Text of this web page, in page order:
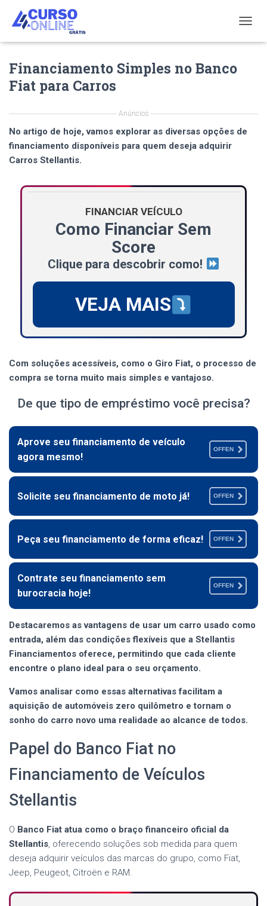
O
I
O
Financiamento Simples no Banco
Fiat para Carros
Anúncios
No artigo de hoje, vamos explorar as diversas opções de
financiamento disponíveis para quem deseja adquirir
Carros Stellantis.
FINANCIAR VEÍCULO
Como Financiar Sem
Score
Clique para descobrir como!
VEJA MAIS
Com soluções acessíveis, como o Giro Fiat, o processo de
compra se torna muito mais simples e vantajoso.
De que tipo de empréstimo você precisa?
Aprove seu financiamento de veículo
agora mesmo!
OFFEN
Solicite seu financiamento de moto já! OFFEN
Peça seu financiamento de forma eficaz! OFFEN
Contrate seu financiamento sem
burocracia hoje!
OFFEN
Destacaremos as vantagens de usar um carro usado como
entrada, além das condições flexíveis que a Stellantis
Financiamentos oferece, permitindo que cada cliente
encontre o plano ideal para o seu orçamento.
Vamos analisar como essas alternativas facilitam a
aquisição de automóveis zero quilômetro e tornam o
sonho do carro novo uma realidade ao alcance de todos.
Papel do Banco Fiat no
Financiamento de Veículos
Stellantis
O Banco Fiat atua como o braço financeiro oficial da
Stellantis, oferecendo soluções sob medida para quem
deseja adquirir veículos das marcas do grupo, como Fiat,
Jeep, Peugeot, Citroën e RAM.